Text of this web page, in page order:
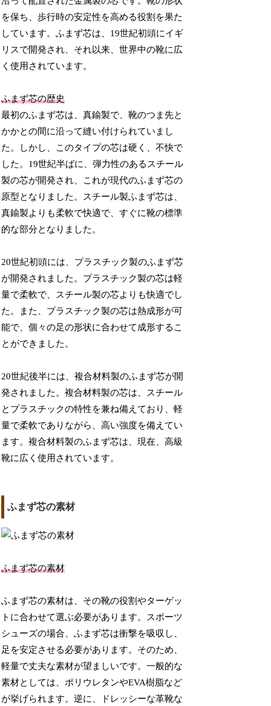
を保ち、歩行時の安定性を高める役割を果た
しています。ふまず芯は、19世紀初頭にイギ
リスで開発され、それ以来、世界中の靴に広
く使用されています。
ふまず芯の歴史
最初のふまず芯は、真鍮製で、靴のつま先と
かかとの間に沿って縫い付けられていまし
た。しかし、このタイプの芯は硬く、不快で
した。19世紀半ばに、弾力性のあるスチール
製の芯が開発され、これが現代のふまず芯の
原型となりました。スチール製ふまず芯は、
真鍮製よりも柔軟で快適で、すぐに靴の標準
的な部分となりました。
20世紀初頭には、プラスチック製のふまず芯
が開発されました。プラスチック製の芯は軽
量で柔軟で、スチール製の芯よりも快適でし
た。また、プラスチック製の芯は熱成形が可
能で、個々の足の形状に合わせて成形するこ
とができました。
20世紀後半には、複合材料製のふまず芯が開
発されました。複合材料製の芯は、スチール
とプラスチックの特性を兼ね備えており、軽
量で柔軟でありながら、高い強度を備えてい
ます。複合材料製のふまず芯は、現在、高級
靴に広く使用されています。
ふまず芯の素材
ふまず芯の素材
ふまず芯の素材は、その靴の役割やターゲッ
トに合わせて選ぶ必要があります。スポーツ
シューズの場合、ふまず芯は衝撃を吸収し、
足を安定させる必要があります。そのため、
軽量で丈夫な素材が望ましいです。一般的な
素材としては、ポリウレタンやEVA樹脂など
が挙げられます。逆に、ドレッシーな革靴な